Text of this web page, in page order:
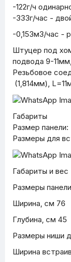
-122г/ч
-333г/час -
-0,153м3/час -
Штуцер под
подвода 9-
Резьбовое
(1,814мм),
Габариты
Размер
Размеры для
Габариты и вес
Размеры
Ширина, см 76
Глубина, см 45
Размеры ниши
Ширина